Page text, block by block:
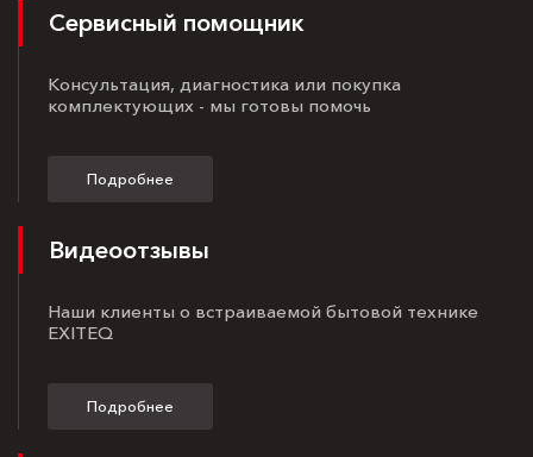
Сервисный помощник
Консультация, диагностика или покупка
комплектующих - мы готовы помочь
Подробнее
Видеоотзывы
Наши клиенты о встраиваемой бытовой технике
EXITEQ
Подробнее